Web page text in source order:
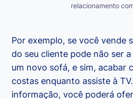
relacionamento
Por exemplo, se você vende
do seu cliente pode não ser
um novo sofá, e sim, acabar
costas enquanto assiste à
informação, você poderá